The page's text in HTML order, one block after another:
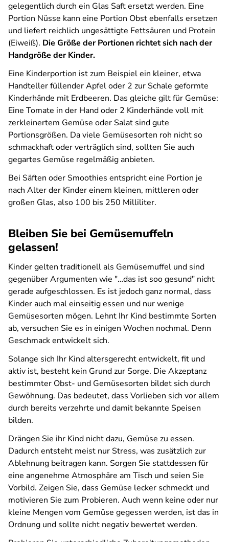
gelegentlich durch ein Glas Saft ersetzt werden. Eine
Portion Nüsse kann eine Portion Obst ebenfalls ersetzen
und liefert reichlich ungesättigte Fettsäuren und Protein
(Eiweiß). Die Größe der Portionen richtet sich nach der
Handgröße der Kinder.
Eine Kinderportion ist zum Beispiel ein kleiner, etwa
Handteller füllender Apfel oder 2 zur Schale geformte
Kinderhände mit Erdbeeren. Das gleiche gilt für Gemüse:
Eine Tomate in der Hand oder 2 Kinderhände voll mit
zerkleinertem Gemüse oder Salat sind gute
Portionsgrößen. Da viele Gemüsesorten roh nicht so
schmackhaft oder verträglich sind, sollten Sie auch
gegartes Gemüse regelmäßig anbieten.
Bei Säften oder Smoothies entspricht eine Portion je
nach Alter der Kinder einem kleinen, mittleren oder
großen Glas, also 100 bis 250 Milliliter.
Bleiben Sie bei Gemüsemuffeln
gelassen!
Kinder gelten traditionell als Gemüsemuffel und sind
gegenüber Argumenten wie "…das ist soo gesund" nicht
gerade aufgeschlossen. Es ist jedoch ganz normal, dass
Kinder auch mal einseitig essen und nur wenige
Gemüsesorten mögen. Lehnt Ihr Kind bestimmte Sorten
ab, versuchen Sie es in einigen Wochen nochmal. Denn
Geschmack entwickelt sich.
Solange sich Ihr Kind altersgerecht entwickelt, fit und
aktiv ist, besteht kein Grund zur Sorge. Die Akzeptanz
bestimmter Obst- und Gemüsesorten bildet sich durch
Gewöhnung. Das bedeutet, dass Vorlieben sich vor allem
durch bereits verzehrte und damit bekannte Speisen
bilden.
Drängen Sie ihr Kind nicht dazu, Gemüse zu essen.
Dadurch entsteht meist nur Stress, was zusätzlich zur
Ablehnung beitragen kann. Sorgen Sie stattdessen für
eine angenehme Atmosphäre am Tisch und seien Sie
Vorbild. Zeigen Sie, dass Gemüse lecker schmeckt und
motivieren Sie zum Probieren. Auch wenn keine oder nur
kleine Mengen vom Gemüse gegessen werden, ist das in
Ordnung und sollte nicht negativ bewertet werden.